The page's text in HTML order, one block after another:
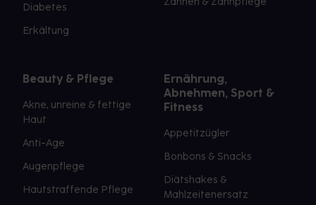
Diabetes
Erkältung
Beauty & Pflege
Akne, unreine & fettige
Haut
Anti-Age
Augenpflege
Hautstraffende Pflege
Ernährung,
Abnehmen, Sport &
Fitness
Appetitzügler
Bonbons & Snacks
Diätshakes &
Mahlzeitenersatz